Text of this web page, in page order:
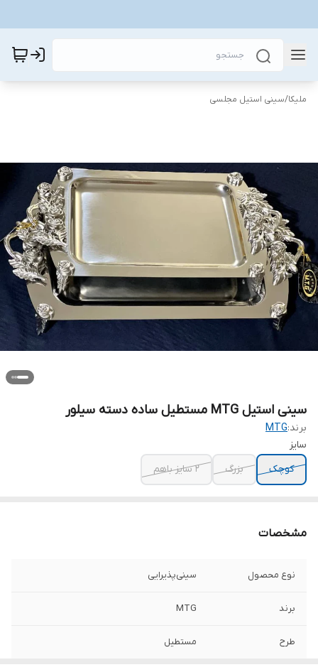
ملیکا/سینی استیل مجلسی
سینی استیل MTG مستطیل ساده دسته سیلور
برند:MTG
سایز
کوچک
بزرگ ۲ سایز باهم
مشخصات
نوع محصول سینی‌پذیرایی
برند MTG
طرح مستطیل